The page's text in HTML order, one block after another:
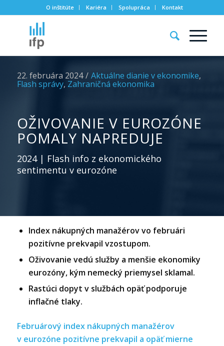
O inštitúte Kariéra Spolupráca Kontakt
22. februára 2024 / Aktuálne dianie v ekonomike,
Flash správy, Zahraničná ekonomika
OŽIVOVANIE V EUROZÓNE
POMALY NAPREDUJE
2024 | Flash info z ekonomického
sentimentu v eurozóne
Index nákupných manažérov vo februári
pozitívne prekvapil vzostupom.
Oživovanie vedú služby a menšie ekonomiky
eurozóny, kým nemecký priemysel sklamal.
Rastúci dopyt v službách opäť podporuje
inflačné tlaky.
Februárový index nákupných manažérov
v eurozóne pozitívne prekvapil a opäť mierne